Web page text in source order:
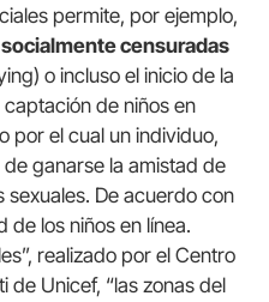
permite, por ejemplo,
censuradas
o incluso el inicio de la
de niños en
por el cual un individuo,
ganarse la amistad de
De acuerdo con
de los niños en línea.
realizado por el Centro
de Unicef, “las zonas del